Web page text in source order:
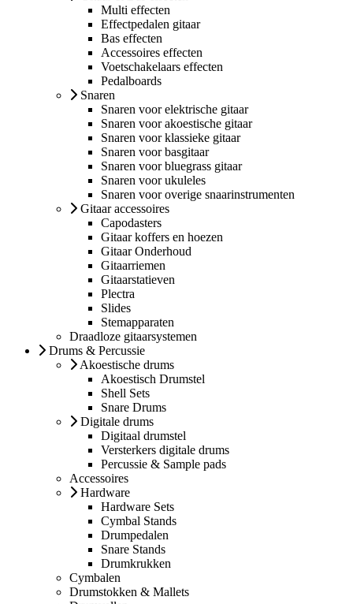
Multi effecten
Effectpedalen gitaar
Bas effecten
Accessoires effecten
Voetschakelaars effecten
Pedalboards
Snaren
Snaren voor elektrische gitaar
Snaren voor akoestische gitaar
Snaren voor klassieke gitaar
Snaren voor basgitaar
Snaren voor bluegrass gitaar
Snaren voor ukuleles
Snaren voor overige snaarinstrumenten
Gitaar accessoires
Capodasters
Gitaar koffers en hoezen
Gitaar Onderhoud
Gitaarriemen
Gitaarstatieven
Plectra
Slides
Stemapparaten
Draadloze gitaarsystemen
Drums & Percussie
Akoestische drums
Akoestisch Drumstel
Shell Sets
Snare Drums
Digitale drums
Digitaal drumstel
Versterkers digitale drums
Percussie & Sample pads
Accessoires
Hardware
Hardware Sets
Cymbal Stands
Drumpedalen
Snare Stands
Drumkrukken
Cymbalen
Drumstokken & Mallets